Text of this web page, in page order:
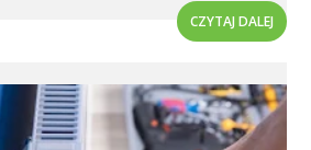
CZYTAJ DALEJ